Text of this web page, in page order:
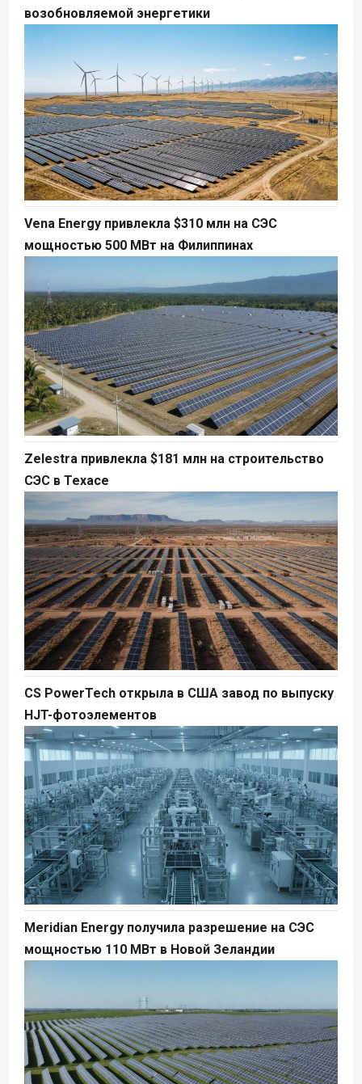
возобновляемой энергетики
Vena Energy привлекла $310 млн на СЭС
мощностью 500 МВт на Филиппинах
Zelestra привлекла $181 млн на строительство
СЭС в Техасе
CS PowerTech открыла в США завод по выпуску
HJT-фотоэлементов
Meridian Energy получила разрешение на СЭС
мощностью 110 МВт в Новой Зеландии